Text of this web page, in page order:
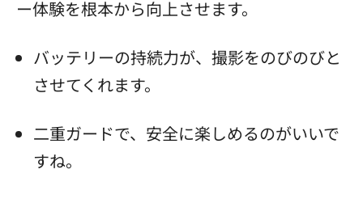
ー体験を根本から向上させます。
バッテリーの持続力が、撮影をのびのびと
させてくれます。
二重ガードで、安全に楽しめるのがいいで
すね。